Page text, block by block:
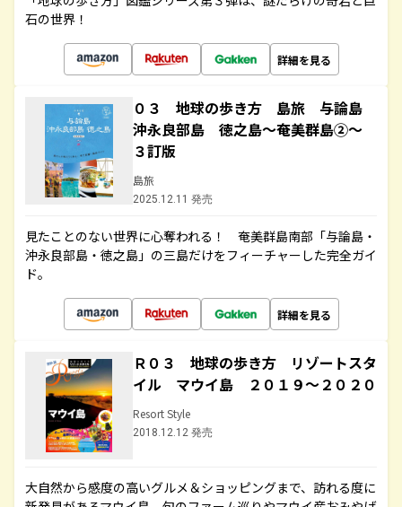
石の世界！
詳細を見る
０３ 地球の歩き方 島旅 与論島
沖永良部島 徳之島～奄美群島②～
３訂版
島旅
2025.12.11 発売
見たことのない世界に心奪われる！ 奄美群島南部「与論島・
沖永良部島・徳之島」の三島だけをフィーチャーした完全ガイ
ド。
詳細を見る
Ｒ０３ 地球の歩き方 リゾートスタ
イル マウイ島 ２０１９～２０２０
Resort Style
2018.12.12 発売
大自然から感度の高いグルメ＆ショッピングまで、訪れる度に